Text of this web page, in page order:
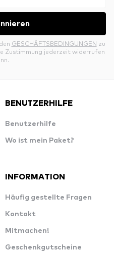
GESCHÄFTSBEDINGUNGEN zu
Zustimmung jederzeit widerrufen
BENUTZERHILFE
Benutzerhilfe
Wo ist mein Paket?
INFORMATION
Häufig gestellte Fragen
Kontakt
Mitmachen!
Geschenkgutscheine